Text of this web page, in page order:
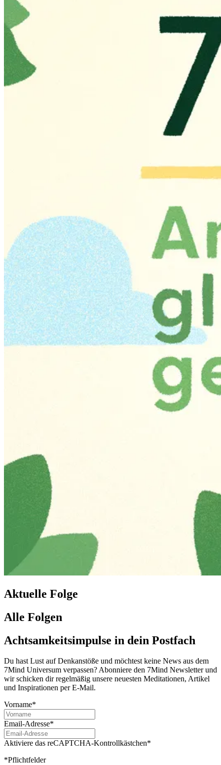
Aktuelle Folge
Alle Folgen
Achtsamkeitsimpulse in dein Postfach
Du hast Lust auf Denkanstöße und möchtest keine News aus dem
7Mind Universum verpassen? Abon­niere den 7Mind News­let­ter und
wir schicken dir regelmäßig unsere neuesten Meditationen, Artikel
und Inspirationen per E-Mail.
Vorname*
Email-Adresse*
Aktiviere das reCAPTCHA-Kontrollkästchen*
*Pflichtfelder